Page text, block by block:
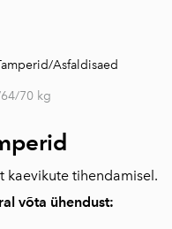
Asfaldisaed
70 kg
kaevikute tihendamisel.
võta ühendust: